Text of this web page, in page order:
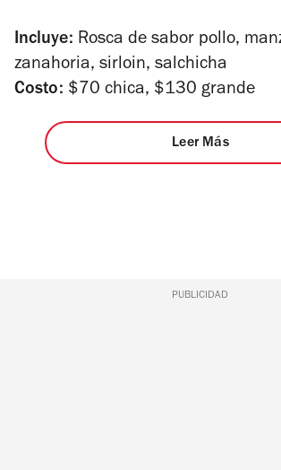
Incluye: Rosca de sabor pollo,
zanahoria, sirloin, salchicha
Costo: $70 chica, $130 grande
Leer Más
PUBLICIDAD